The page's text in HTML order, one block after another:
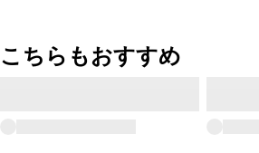
こちらもおすすめ